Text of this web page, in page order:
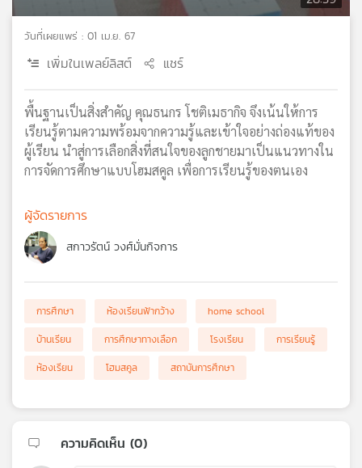
บี
เอส
แผนที่
วิทยุ
เครือ
ข่าย
วันที่เผยแพร่ : 01 เม.ย. 67
เพิ่มในเพลย์ลิสต์ แชร์
พื้นฐานเป็นสิ่งสำคัญ คุณธนกร โชติเมธากิจ จึงเน้นให้การ
เรียนรู้ตามความพร้อมจากความรู้และเข้าใจอย่างถ่องแท้ของ
ผู้เรียน นำสู่การเลือกสิ่งที่สนใจของลูกชายมาเป็นแนวทางใน
การจัดการศึกษาแบบโฮมสคูล เพื่อการเรียนรู้ของตนเอง
ผู้จัดรายการ
สกาวรัตน์ วงศ์มั่นกิจการ
การศึกษา ห้องเรียนฟ้ากว้าง
home school
บ้านเรียน
การศึกษาทางเลือก โรงเรียน
การเรียนรู้
ห้องเรียน
โฮมสคูล สถาบันการศึกษา
ความคิดเห็น (0)